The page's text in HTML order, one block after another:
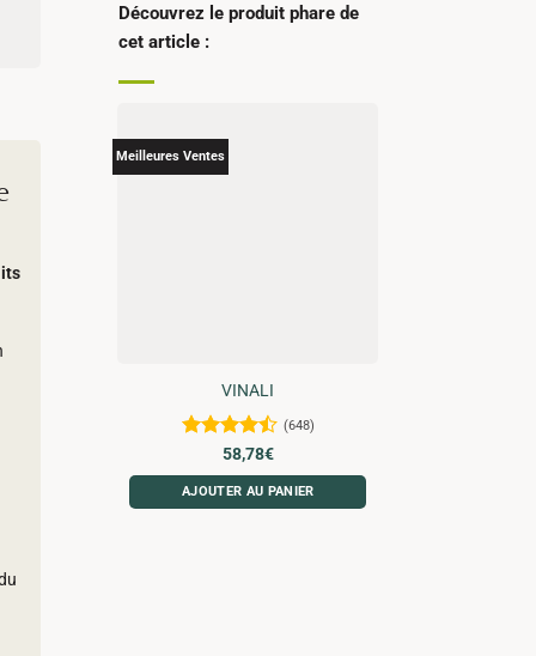
Découvrez le produit phare de
cet article :
Meilleures Ventes
VINALI
Note4.48
sur 5
(648)
58,78€
AJOUTER AU PANIER